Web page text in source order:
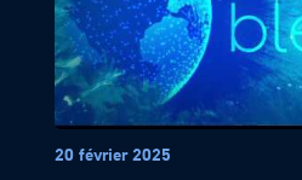
20 février 2025